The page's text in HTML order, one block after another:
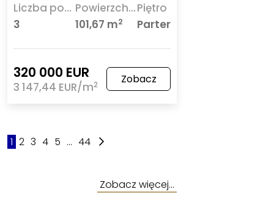
Liczba pokoi
3
Powierzchnia
101,67 m2
Piętro
Parter
320 000 EUR
3 147,44 EUR/m2 Zobacz
1 2 3 4 5 ... 44
Zobacz więcej…